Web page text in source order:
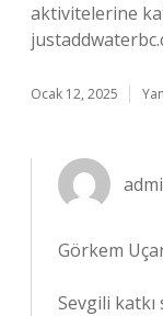
aktivitelerine
Ocak 12, 2025
Görkem
Sevgili